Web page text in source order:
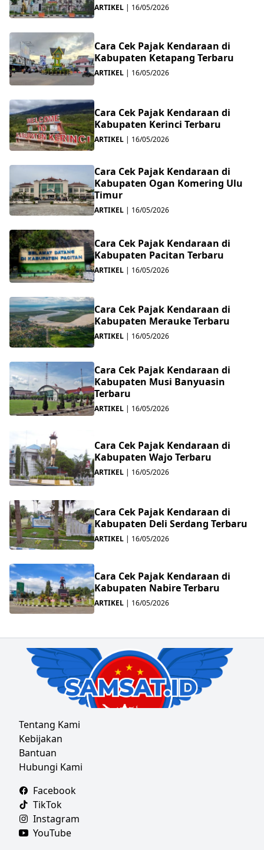
ARTIKEL | 16/05/2026
Cara Cek Pajak Kendaraan di
Kabupaten Ketapang Terbaru
ARTIKEL | 16/05/2026
Cara Cek Pajak Kendaraan di
Kabupaten Kerinci Terbaru
ARTIKEL | 16/05/2026
Cara Cek Pajak Kendaraan di
Kabupaten Ogan Komering Ulu
Timur
ARTIKEL | 16/05/2026
Cara Cek Pajak Kendaraan di
Kabupaten Pacitan Terbaru
ARTIKEL | 16/05/2026
Cara Cek Pajak Kendaraan di
Kabupaten Merauke Terbaru
ARTIKEL | 16/05/2026
Cara Cek Pajak Kendaraan di
Kabupaten Musi Banyuasin
Terbaru
ARTIKEL | 16/05/2026
Cara Cek Pajak Kendaraan di
Kabupaten Wajo Terbaru
ARTIKEL | 16/05/2026
Cara Cek Pajak Kendaraan di
Kabupaten Deli Serdang Terbaru
ARTIKEL | 16/05/2026
Cara Cek Pajak Kendaraan di
Kabupaten Nabire Terbaru
ARTIKEL | 16/05/2026
Tentang Kami
Kebijakan
Bantuan
Hubungi Kami
Facebook
TikTok
Instagram
YouTube